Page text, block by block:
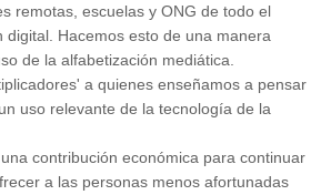
remotas, escuelas y ONG de todo el
digital. Hacemos esto de una manera
de la alfabetización mediática.
a quienes enseñamos a pensar
uso relevante de la tecnología de la
contribución económica para continuar
a las personas menos afortunadas